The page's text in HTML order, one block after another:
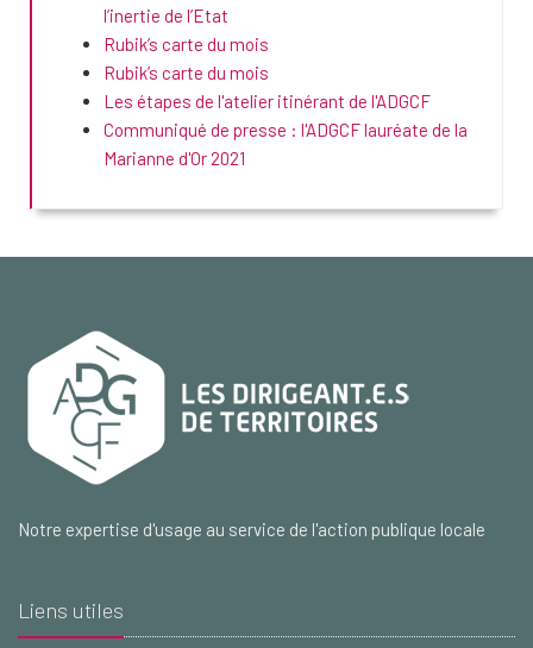
l’inertie de l’Etat
Rubik’s carte du mois
Rubik’s carte du mois
Les étapes de l'atelier itinérant de l'ADGCF
Communiqué de presse : l'ADGCF lauréate de la
Marianne d'Or 2021
Notre expertise d'usage au service de l'action publique locale
Liens utiles